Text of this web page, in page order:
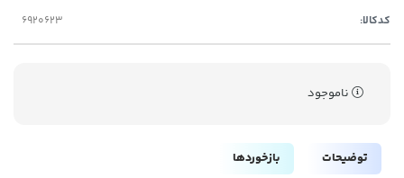
کدکالا:
ناموجود
توضیحات بازخوردها